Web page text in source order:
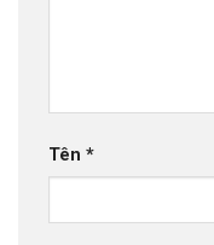
Tên *